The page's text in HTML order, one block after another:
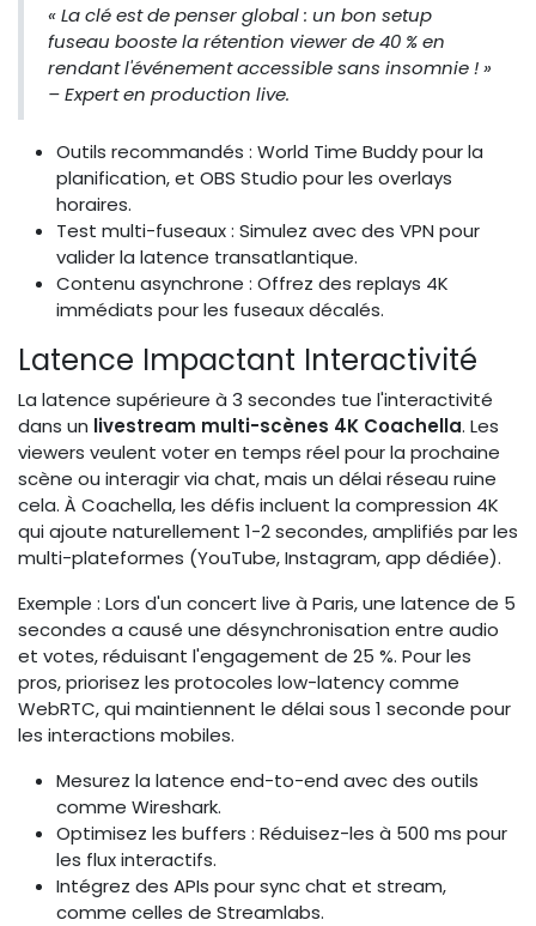
« La clé est de penser global : un bon setup
fuseau booste la rétention viewer de 40 % en
rendant l'événement accessible sans insomnie ! »
– Expert en production live.
Outils recommandés : World Time Buddy pour la
planification, et OBS Studio pour les overlays
horaires.
Test multi-fuseaux : Simulez avec des VPN pour
valider la latence transatlantique.
Contenu asynchrone : Offrez des replays 4K
immédiats pour les fuseaux décalés.
Latence Impactant Interactivité
La latence supérieure à 3 secondes tue l'interactivité
dans un livestream multi-scènes 4K Coachella. Les
viewers veulent voter en temps réel pour la prochaine
scène ou interagir via chat, mais un délai réseau ruine
cela. À Coachella, les défis incluent la compression 4K
qui ajoute naturellement 1-2 secondes, amplifiés par les
multi-plateformes (YouTube, Instagram, app dédiée).
Exemple : Lors d'un concert live à Paris, une latence de 5
secondes a causé une désynchronisation entre audio
et votes, réduisant l'engagement de 25 %. Pour les
pros, priorisez les protocoles low-latency comme
WebRTC, qui maintiennent le délai sous 1 seconde pour
les interactions mobiles.
Mesurez la latence end-to-end avec des outils
comme Wireshark.
Optimisez les buffers : Réduisez-les à 500 ms pour
les flux interactifs.
Intégrez des APIs pour sync chat et stream,
comme celles de Streamlabs.